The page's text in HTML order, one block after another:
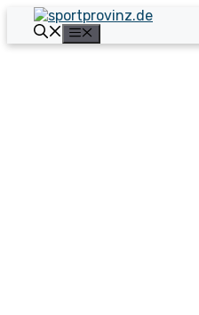
Zum
Inhalt
springen